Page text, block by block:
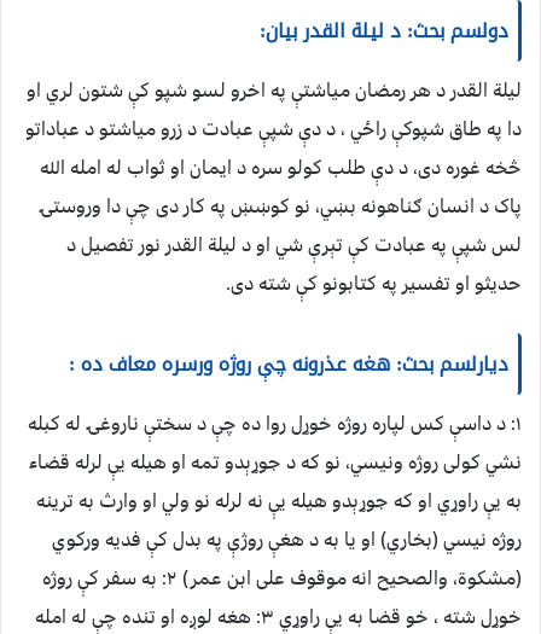
دولسم بحث: د لیلة القدر بیان:
لیلة القدر د هر رمضان میاشتې په اخرو لسو شپو کې شتون لري او
دا په طاق شپوکې راځي ، د دې شپې عبادت د زرو میاشتو د عباداتو
څخه غوره دی، د دې طلب کولو سره د ایمان او ثواب له امله الله
پاک د انسان ګناهونه بښي، نو کوښښ په کار دی چې دا وروستۍ
لس شپې په عبادت کې تېرې شي او د لیلة القدر نور تفصیل د
حدیثو او تفسیر په کتابونو کې شته دی.
دیارلسم بحث: هغه عذرونه چې روژه ورسره معاف ده :
۱: د داسې کس لپاره روژه خوړل روا ده چې د سختې ناروغۍ له کبله
نشي کولی روژه ونیسي، نو که د جوړېدو تمه او هیله یې لرله قضاء
به یې راوړي او که جوړېدو هیله یې نه لرله نو ولي او وارث به ترینه
روژه نیسي (بخاري) او یا به د هغې روژې په بدل کې فدیه ورکوي
(مشکوة، والصحیح انه موقوف علی ابن عمر) ۲: به سفر کې روژه
خوړل شته ، خو قضا به یې راوړي ۳: هغه لوږه او تنده چې له امله